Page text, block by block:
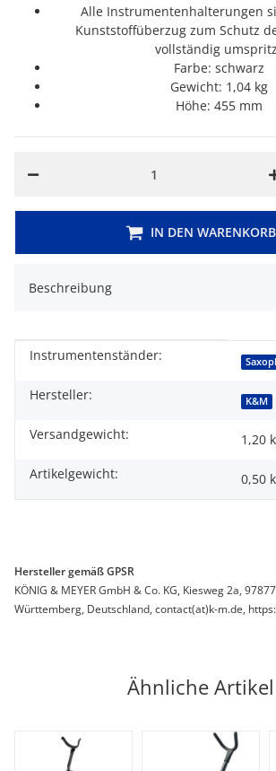
Alle Instrumentenhalterungen
Kunststoffüberzug zum Schutz
vollständig
Farbe: schwarz
Gewicht: 1,04 kg
Höhe: 455 mm
IN DEN WARENKORB
Beschreibung
Produkteigenschaft
Wert
Instrumentenständer:
Hersteller: K&M
Versandgewicht:
1,20
Artikelgewicht:
0,50
Hersteller gemäß GPSR
KÖNIG & MEYER GmbH & Co. KG, Kiesweg 2a,
Württemberg, Deutschland, contact(at)k-m.de,
Ähnliche Artikel